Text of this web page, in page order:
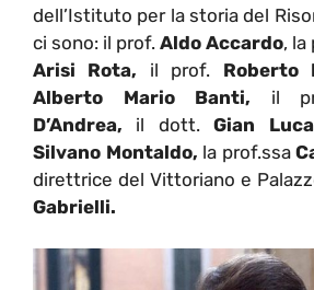
dell’Istituto per la storia del
ci sono: il prof. Aldo Accardo, la
Arisi Rota, il prof. Roberto
Alberto Mario Banti, il
D’Andrea, il dott.Gian
Silvano Montaldo, la prof.ssa
direttrice del Vittoriano e
Gabrielli.